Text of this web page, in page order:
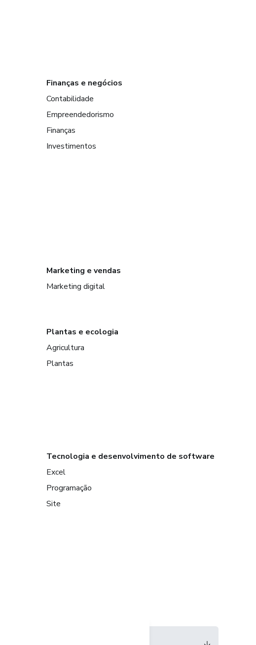
Finanças e negócios
Contabilidade
Empreendedorismo
Finanças
Investimentos
Marketing e vendas
Marketing digital
Plantas e ecologia
Agricultura
Plantas
Tecnologia e desenvolvimento de software
Excel
Programação
Site